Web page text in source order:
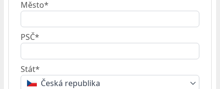
Město*
PSČ*
Stát*
Česká republika